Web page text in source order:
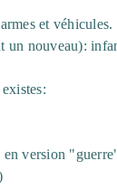
et véhicules.
un nouveau):
version